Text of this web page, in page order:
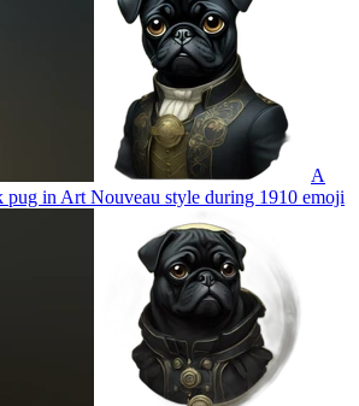
A
pug in Art Nouveau style during 1910 emoji